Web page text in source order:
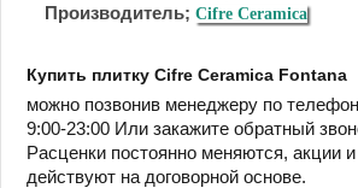
Производитель; Cifre Ceramica
Купить плитку Cifre Ceramica Fontana
можно позвонив менеджеру по
9:00-23:00 Или закажите обратный
Расценки постоянно меняются, акции
действуют на договорной основе.